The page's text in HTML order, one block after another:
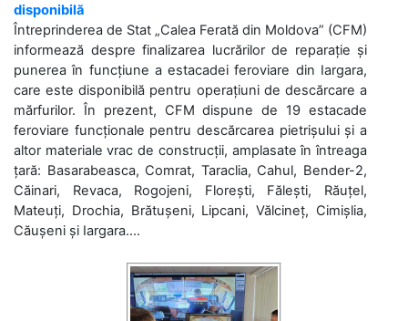
disponibilă
Întreprinderea de Stat „Calea Ferată din Moldova” (CFM)
informează despre finalizarea lucrărilor de reparație și
punerea în funcțiune a estacadei feroviare din Iargara,
care este disponibilă pentru operațiuni de descărcare a
mărfurilor. În prezent, CFM dispune de 19 estacade
feroviare funcționale pentru descărcarea pietrișului și a
altor materiale vrac de construcții, amplasate în întreaga
țară: Basarabeasca, Comrat, Taraclia, Cahul, Bender-2,
Căinari, Revaca, Rogojeni, Florești, Fălești, Răuțel,
Mateuți, Drochia, Brătușeni, Lipcani, Vălcineț, Cimișlia,
Căușeni și Iargara....